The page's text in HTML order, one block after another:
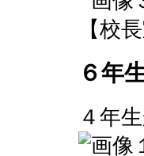
【校
６年
４年